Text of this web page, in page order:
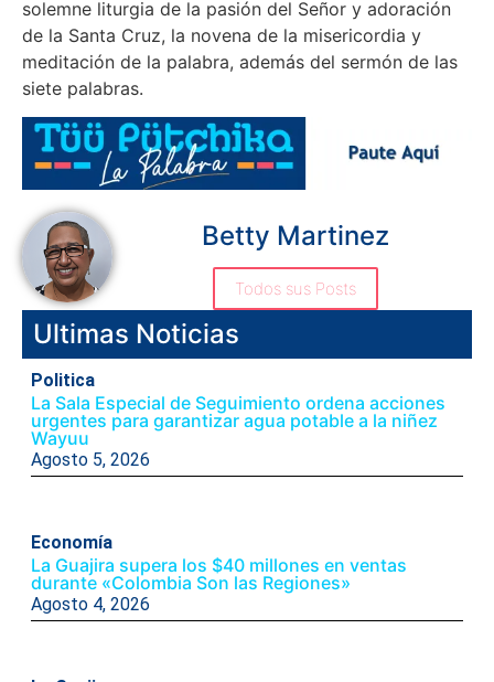
solemne liturgia de la pasión del Señor y adoración
de la Santa Cruz, la novena de la misericordia y
meditación de la palabra, además del sermón de las
siete palabras.
Betty Martinez
Todos sus Posts
Ultimas Noticias
Politica
La Sala Especial de Seguimiento ordena acciones
urgentes para garantizar agua potable a la niñez
Wayuu
Agosto 5, 2026
Economía
La Guajira supera los $40 millones en ventas
durante «Colombia Son las Regiones»
Agosto 4, 2026